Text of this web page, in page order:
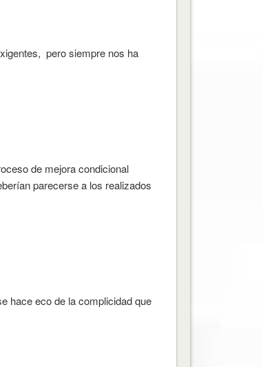
pero siempre nos ha
de mejora condicional
parecerse a los realizados
hace eco de la complicidad que